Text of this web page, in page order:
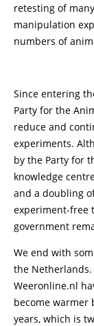
retesting of
manipulation
numbers of
Since entering
Party for the
reduce and
experiments.
by the Party for
knowledge
and a doubling
experiment-free
government
We end with
the
Weeronline.nl
become warmer
years, which is